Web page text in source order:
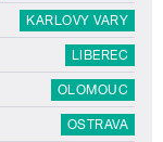
KARLOVY VARY
LIBEREC
OLOMOUC
OSTRAVA